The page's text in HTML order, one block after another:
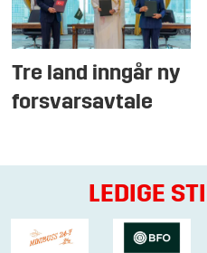
Tre land inngår ny
forsvarsavtale
LEDIGE